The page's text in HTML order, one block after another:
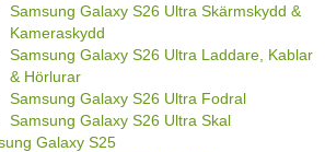
Samsung Galaxy S26 Ultra Skärmskydd &
Kameraskydd
Samsung Galaxy S26 Ultra Laddare, Kablar
& Hörlurar
Samsung Galaxy S26 Ultra Fodral
Samsung Galaxy S26 Ultra Skal
Galaxy S25